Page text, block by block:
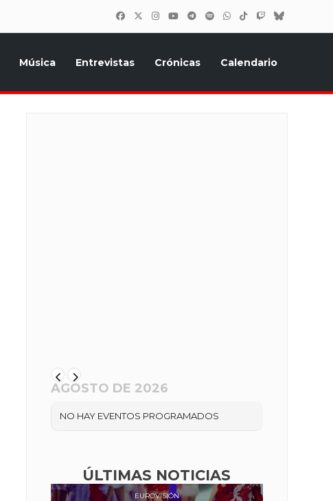
Música Entrevistas Crónicas Calendario
AGOSTO DE 2026
NO HAY EVENTOS PROGRAMADOS
ÚLTIMAS NOTICIAS
EUROVISIÓN